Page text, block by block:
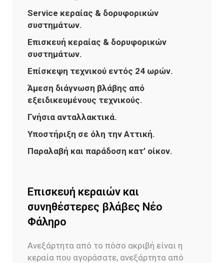
Service κεραίας & δορυφορικών
συστημάτων.
Επισκευή κεραίας & δορυφορικών
συστημάτων.
Επίσκεψη τεχνικού εντός 24 ωρών.
Άμεση διάγνωση βλάβης από
εξειδικευμένους τεχνικούς.
Γνήσια ανταλλακτικά.
Υποστήριξη σε όλη την Αττική.
Παραλαβή και παράδοση κατ’ οίκον.
Επισκευή κεραιών και
συνηθέστερες βλάβες Νέο
Φάληρο
Ανεξάρτητα από το πόσο ακριβή είναι η
κεραία που αγοράσατε, ανεξάρτητα από